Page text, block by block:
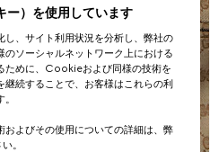
ー）を使用しています
、サイト利用状況を分析し、弊社の
ソーシャルネットワーク上における
ために、Cookieおよび同様の技術を
続することで、お客様はこれらの利
よびその使用についての詳細は、弊
。